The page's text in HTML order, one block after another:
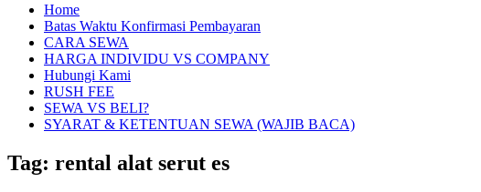
Home
Batas Waktu Konfirmasi Pembayaran
CARA SEWA
HARGA INDIVIDU VS COMPANY
Hubungi Kami
RUSH FEE
SEWA VS BELI?
SYARAT & KETENTUAN SEWA (WAJIB BACA)
Tag: rental alat serut es